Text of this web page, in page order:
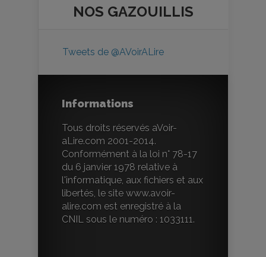
NOS GAZOUILLIS
Tweets de @AVoirALire
Informations
Tous droits réservés aVoir-
aLire.com 2001-2014.
Conformément à la loi n° 78-17
du 6 janvier 1978 relative à
l'informatique, aux fichiers et aux
libertés, le site www.avoir-
alire.com est enregistré à la
CNIL sous le numéro : 1033111.